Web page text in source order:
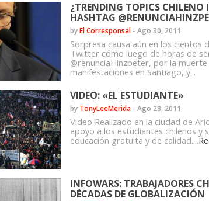
¿TRENDING TOPICS CHILENO
HASHTAG
byEl Corresponsal - Ago 30, 2011
Sorpresa causa aún en los cientos
Twitter cómo luego de horas de
@renunciaHinzpeter, por la
manifestaciones en Santiago, y...
VIDEO: «EL ESTUDIANTE»
by TonyLeeMerida - Ago 28, 2011
Video Realizado en la ciudad de
apoyo a los estudiantes chilenos y
educación gratuita y de calidad....
INFOWARS: TRABAJADORES
DÉCADAS DE GLOBALIZACIÓN